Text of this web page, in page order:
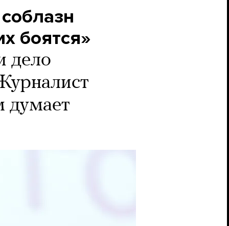
боятся»
дело
думает